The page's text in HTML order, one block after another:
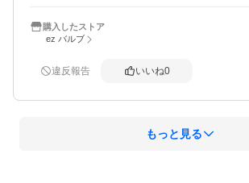
購入したストア
ez バルブ
違反報告 いいね0
もっと見る